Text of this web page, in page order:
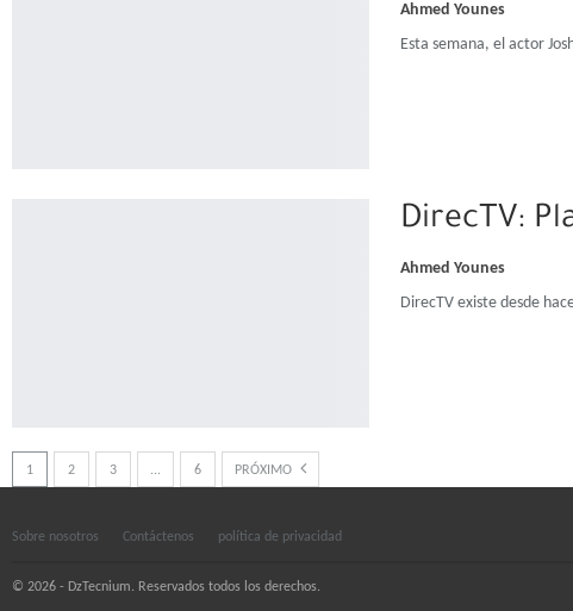
Ahmed Younes
Esta semana, el actor
DirecTV:
Ahmed Younes
DirecTV existe desde
1 2 3 ... 6 PRÓXIMO
Sobre nosotros Contáctenos política de privacidad
© 2026 - DzTecnium. Reservados todos los derechos.